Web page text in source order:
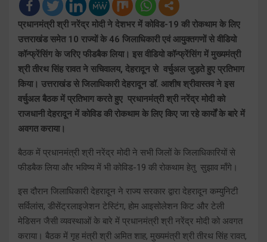
प्रधानमंत्री श्री नरेंद्र मोदी ने देशभर में कोविड-19 की रोकथाम के लिए
उत्तराखंड समेत 10 राज्यों के 46 जिलाधिकारी एवं आयुक्तगणों से वीडियो
कॉन्फ्रेंसिंग के जरिए फीडबैक लिया। इस वीडियो कॉन्फ्रेंसिंग में मुख्यमंत्री
श्री तीरथ सिंह रावत ने सचिवालय, देहरादून से वर्चुअल जुड़ते हुए प्रतिभाग
किया। उत्तराखंड से जिलाधिकारी देहरादून डॉ. आशीष श्रीवास्तव ने इस
वर्चुअल बैठक में प्रतिभाग करते हुए प्रधानमंत्री श्री नरेंद्र मोदी को
राजधानी देहरादून में कोविड की रोकथाम के लिए किए जा रहे कार्यों के बारे में
अवगत कराया।
बैठक में प्रधानमंत्री श्री नरेंद्र मोदी ने सभी जिलों के जिलाधिकारियों से
फीडबैक लिया और भविष्य में भी कोविड-19 की रोकथाम हेतु सुझाव माँगे।
इस दौरान जिलाधिकारी देहरादून ने राज्य सरकार द्वारा देहरादून कम्युनिटी
सर्विलांस, डीसेंट्रलाइजेशन टेस्टिंग, होम आइसोलेशन किट और टेली
मेडिसन जैसी व्यवस्थाओं के बारे में प्रधानमंत्री श्री नरेंद्र मोदी को अवगत
कराया। बैठक में गृह मंत्री श्री अमित शाह, मुख्यमंत्री श्री तीरथ सिंह रावत,